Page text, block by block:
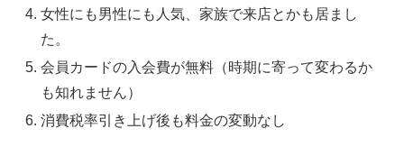
女性にも男性にも人気、家族で来店とかも居まし
た。
会員カードの入会費が無料（時期に寄って変わるか
も知れません）
消費税率引き上げ後も料金の変動なし